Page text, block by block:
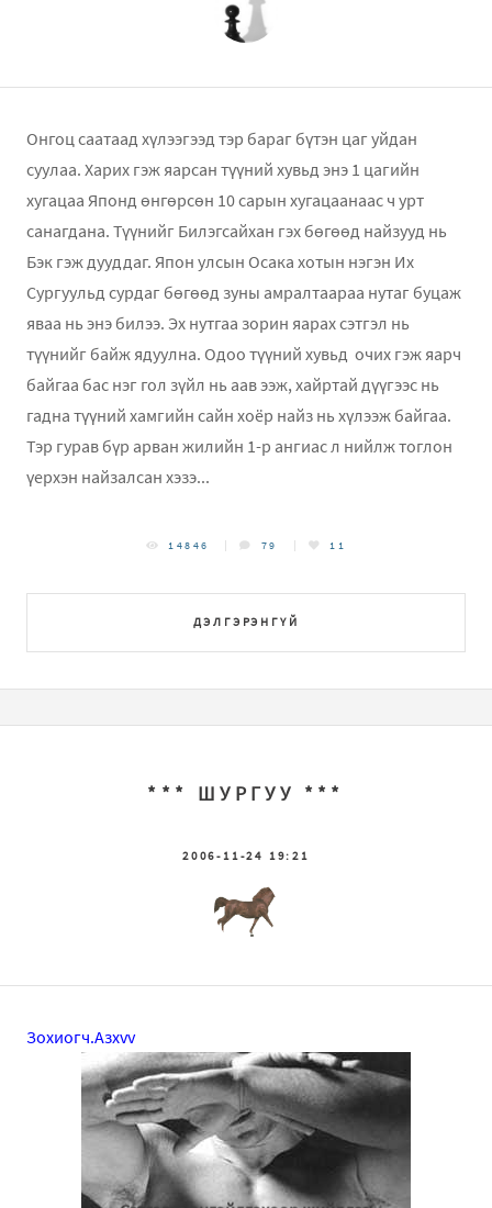
Онгоц саатаад хүлээгээд тэр бараг бүтэн цаг уйдан
суулаа. Харих гэж яарсан түүний хувьд энэ 1 цагийн
хугацаа Японд өнгөрсөн 10 сарын хугацаанаас ч урт
санагдана. Түүнийг Билэгсайхан гэх бөгөөд найзууд нь
Бэк гэж дууддаг. Япон улсын Осака хотын нэгэн Их
Сургуульд сурдаг бөгөөд зуны амралтаараа нутаг буцаж
яваа нь энэ билээ. Эх нутгаа зорин яарах сэтгэл нь
түүнийг байж ядуулна. Одоо түүний хувьд очих гэж яарч
байгаа бас нэг гол зүйл нь аав ээж, хайртай дүүгээс нь
гадна түүний хамгийн сайн хоёр найз нь хүлээж байгаа.
Тэр гурав бүр арван жилийн 1-р ангиас л нийлж тоглон
үерхэн найзалсан хэзэ...
ДЭЛГЭРЭНГҮЙ
14846 79 11
*** ШУРГУУ ***
2006-11-24 19:21
Зохиогч.Азхvv
-------Сэтгэлээ онгойлгохоор шийдлээ------